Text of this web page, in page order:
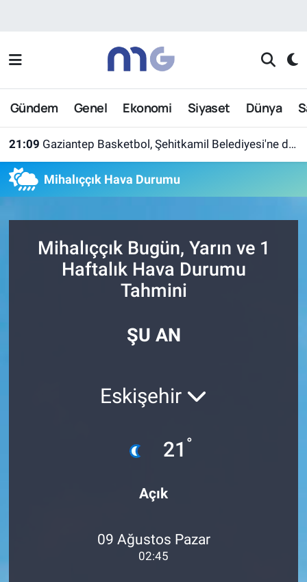
Gündem Genel Ekonomi Siyaset Dünya
21:09 Gaziantep Basketbol, Şehitkamil Belediyesi'ne devredildi
Mihalıççık Hava Durumu
Mihalıççık Bugün, Yarın ve 1
Haftalık Hava Durumu
Tahmini
ŞU AN
Eskişehir
21 °
Açık
09 Ağustos Pazar
02:45
Nöbetçi Eczaneler
Hava Durumu
Son Dakika Haberleri